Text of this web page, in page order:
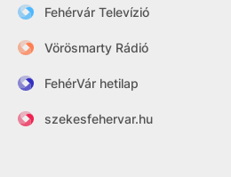
Fehérvár Televízió
Vörösmarty Rádió
FehérVár hetilap
szekesfehervar.hu